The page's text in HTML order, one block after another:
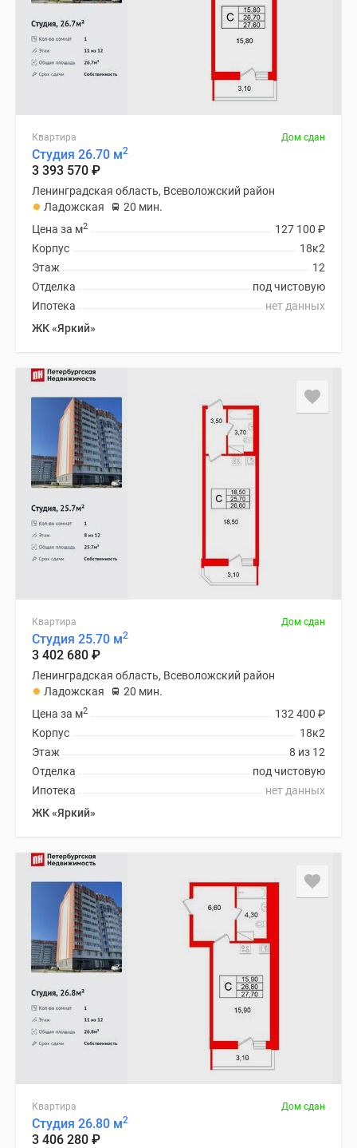
Квартира Дом сдан
Студия 26.70 м2
3 393 570 ₽
Ленинградская область, Всеволожский район
Ладожская
20 мин.
127 100 ₽
Цена за м2
18к2
Корпус
12
Этаж
под чистовую
Отделка
нет данных
Ипотека
ЖК «Яркий»
Квартира Дом сдан
Студия 25.70 м2
3 402 680 ₽
Ленинградская область, Всеволожский район
Ладожская
20 мин.
132 400 ₽
Цена за м2
18к2
Корпус
8 из 12
Этаж
под чистовую
Отделка
нет данных
Ипотека
ЖК «Яркий»
Квартира Дом сдан
Студия 26.80 м2
3 406 280 ₽